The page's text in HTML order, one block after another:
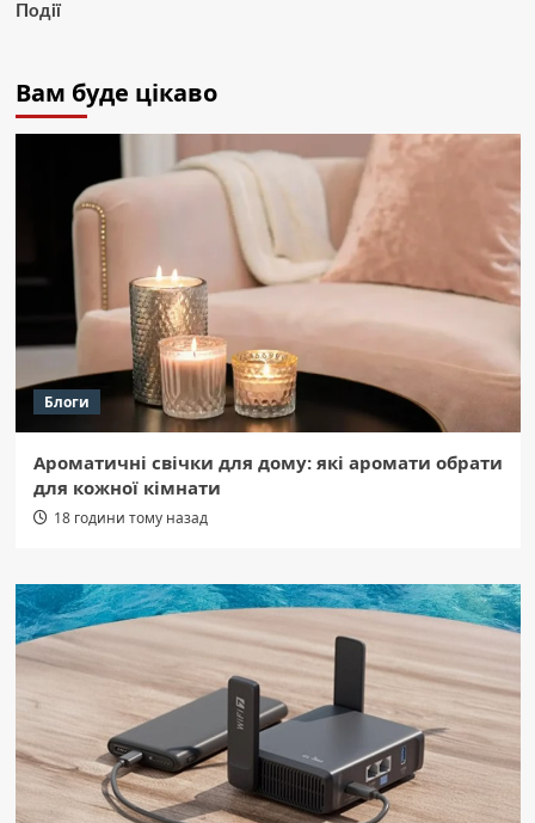
Події
Вам буде цікаво
Блоги
Ароматичні свічки для дому: які аромати обрати
для кожної кімнати
18 години тому назад